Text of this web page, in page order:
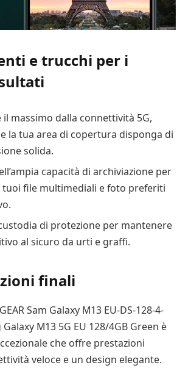
e trucchi per i
massimo dalla connettività 5G,
la tua area di copertura disponga di
solida.
capacità di archiviazione per
file multimediali e foto preferiti
di protezione per mantenere
al sicuro da urti e graffi.
finali
Sam Galaxy M13 EU-DS-128-4-
M13 5G EU 128/4GB Green è
che offre prestazioni
veloce e un design elegante.